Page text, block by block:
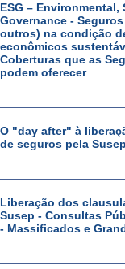
ESG – Environmental,
Governance -
outros) na condição
econômicos
Coberturas que as
podem oferecer
O "day after" à
de seguros pela Susep
Liberação dos
Susep - Consultas
- Massificados e